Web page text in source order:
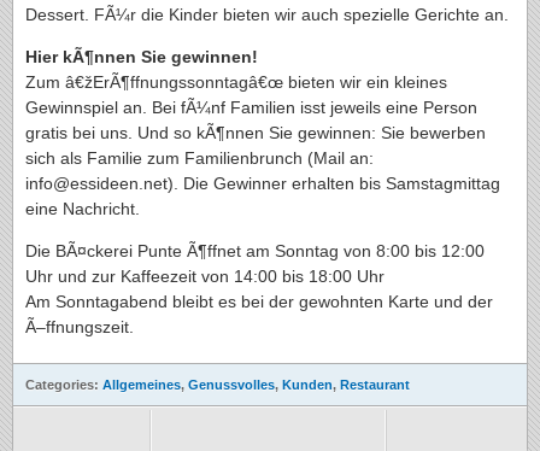
Dessert. FÃ¼r die Kinder bieten wir auch spezielle Gerichte an.
Hier kÃ¶nnen Sie gewinnen!
Zum â€žErÃ¶ffnungssonntagâ€œ bieten wir ein kleines
Gewinnspiel an. Bei fÃ¼nf Familien isst jeweils eine Person
gratis bei uns. Und so kÃ¶nnen Sie gewinnen: Sie bewerben
sich als Familie zum Familienbrunch (Mail an:
info@essideen.net). Die Gewinner erhalten bis Samstagmittag
eine Nachricht.
Die BÃ¤ckerei Punte Ã¶ffnet am Sonntag von 8:00 bis 12:00
Uhr und zur Kaffeezeit von 14:00 bis 18:00 Uhr
Am Sonntagabend bleibt es bei der gewohnten Karte und der
Ã–ffnungszeit.
Categories: Allgemeines, Genussvolles, Kunden, Restaurant